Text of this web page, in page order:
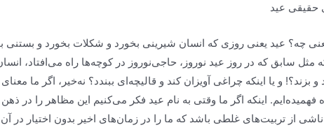
حقیقی عید
چه؟ عید یعنی روزی که انسان شیرینی بخورد و شکلات بخورد و بستنی
مثل سابق که در روز عید نوروز، حاجی‌نوروز در کوچه‌ها راه می‌افتاد،
و بزند؟! و یا اینکه چراغی آویزان کند و قالیچه‌ای ببندد؟ نه‌خیر، اگر ما
فهمیده‌ایم. اینکه اگر ما وقتی به نام عید فکر می‌کنیم این مظاهر را در
از تربیت‌های غلطی باشد که ما را در زمان‌های اخیر بدون اختیار در